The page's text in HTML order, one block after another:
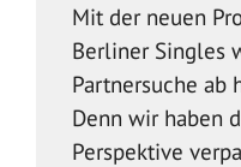
Mit der neuen
Berliner Singles
Partnersuche ab
Denn wir haben
Perspektive